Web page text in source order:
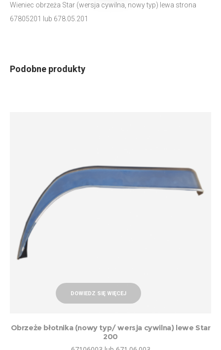
Wieniec obrzeża Star (wersja cywilna, nowy typ) lewa strona
67805201 lub 678.05.201
Podobne produkty
DOWIEDZ SIĘ WIĘCEJ
Obrzeże błotnika (nowy typ/ wersja cywilna) lewe Star
200